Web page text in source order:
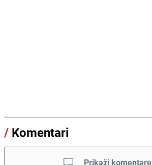
/ Komentari
Prikaži komentare